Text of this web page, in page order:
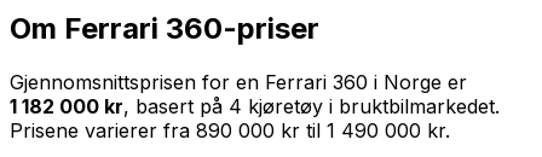
Om Ferrari 360-priser
Gjennomsnittsprisen for en Ferrari 360 i Norge er
1 182 000 kr, basert på 4 kjøretøy i bruktbilmarkedet.
Prisene varierer fra 890 000 kr til 1 490 000 kr.